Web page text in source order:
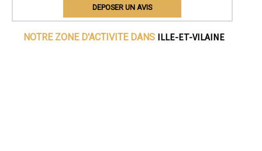
DEPOSER UN AVIS
NOTRE ZONE D'ACTIVITE DANS ILLE-ET-VILAINE